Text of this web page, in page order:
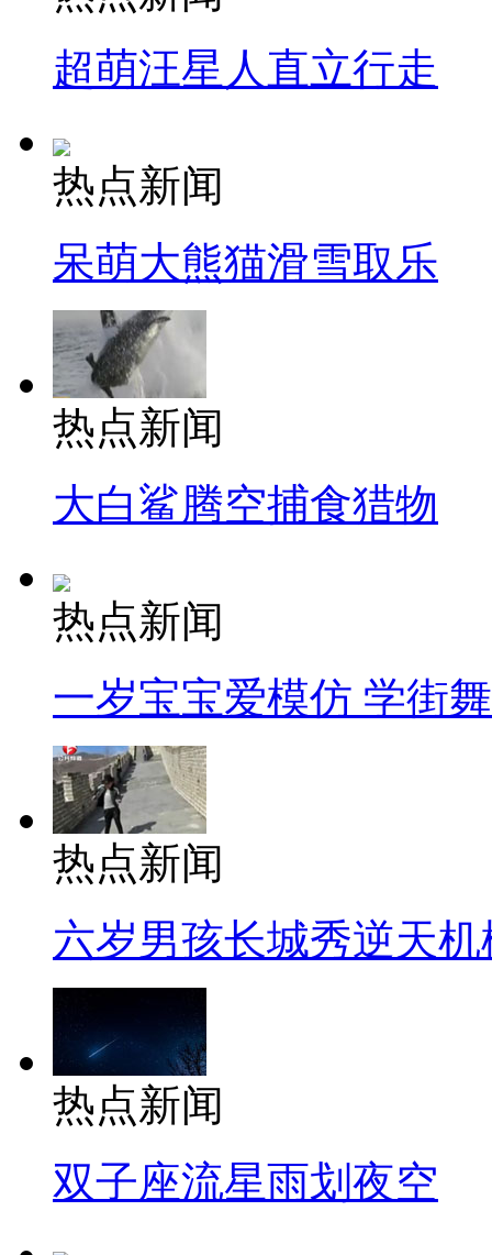
超萌汪星人直立行走
热点新闻
呆萌大熊猫滑雪取乐
热点新闻
大白鲨腾空捕食猎物
热点新闻
一岁宝宝爱模仿 学街
热点新闻
六岁男孩长城秀逆天机
热点新闻
双子座流星雨划夜空